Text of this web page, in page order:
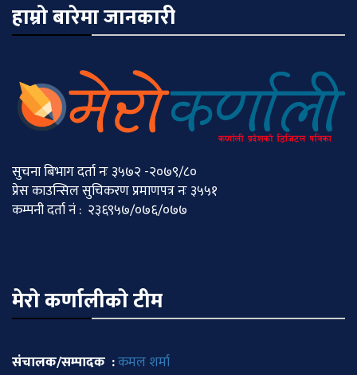
हाम्रो बारेमा जानकारी
सुचना बिभाग दर्ता नः ३५७२ -२०७९/८०
प्रेस काउन्सिल सुचिकरण प्रमाणपत्र नः ३५५१
कम्पनी दर्ता नं : २३६९५७/०७६/०७७
मेराे कर्णालीकाे टीम
संचालक/सम्पादक :कमल शर्मा